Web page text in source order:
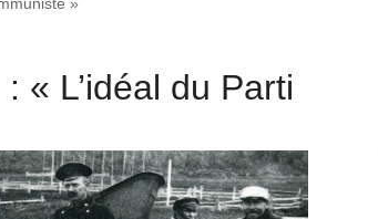
« L’idéal du Parti